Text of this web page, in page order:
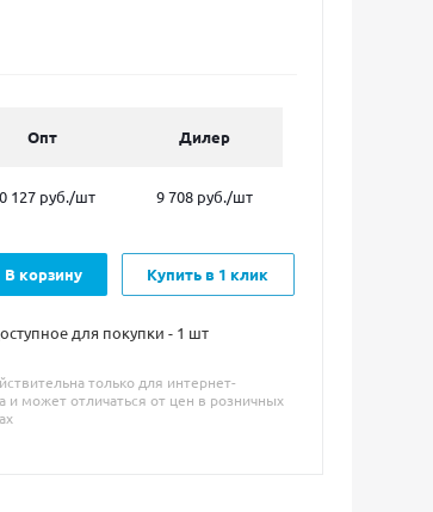
Опт Дилер
127 руб./шт 9 708 руб./шт
В корзину Купить в 1 клик
для покупки - 1 шт
только для интернет-
и может отличаться от цен в розничных